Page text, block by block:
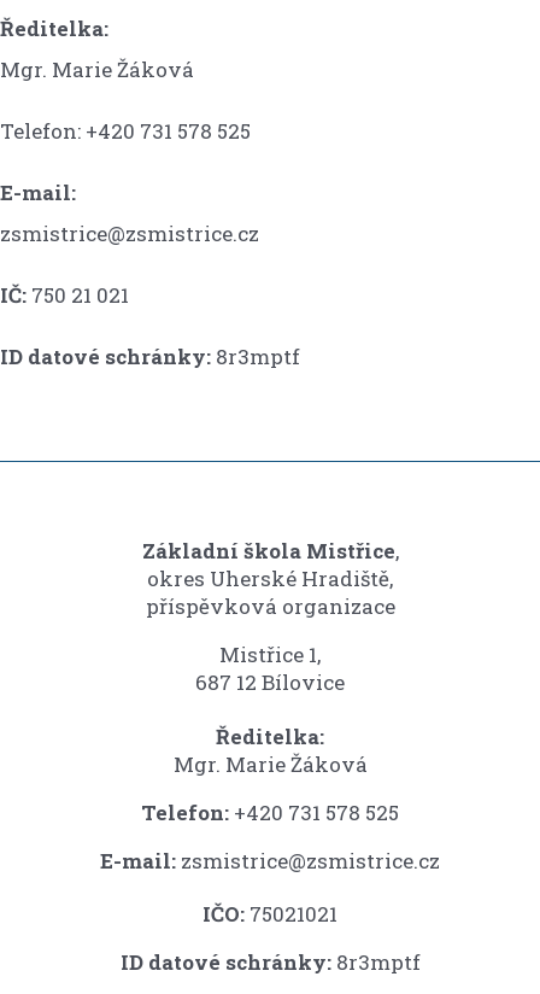
Ředitelka:
Mgr. Marie Žáková
Telefon: +420 731 578 525
E-mail:
zsmistrice@zsmistrice.cz
IČ: 750 21 021
ID datové schránky: 8r3mptf
Základní škola Mistřice,
okres Uherské Hradiště,
příspěvková organizace
Mistřice 1,
687 12 Bílovice
Ředitelka:
Mgr. Marie Žáková
Telefon: +420 731 578 525
E-mail: zsmistrice@zsmistrice.cz
IČO: 75021021
ID datové schránky:8r3mptf